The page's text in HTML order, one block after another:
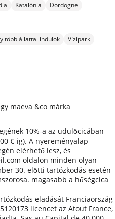
több állattal indulok
Vízipark
Katalónia
Dordogne
maeva &co márka
10%-a az üdülőcicában
€-ig). A nyereményalap
elérhető lesz, és
oldalon minden olyan
30. előtti tartózkodás esetén
magasabb a hűségcica
eladását Franciaország
licencet az Atout France,